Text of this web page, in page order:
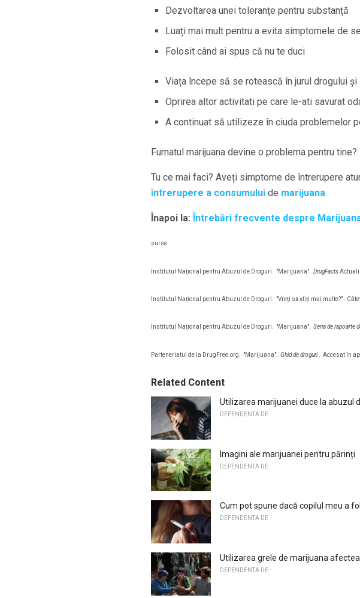
Dezvoltarea unei toleranțe pentru substanță
Luați mai mult pentru a evita simptomele de
Folosit când ai spus că nu te duci
Viața începe să se rotească în jurul drogului și
Oprirea altor activitati pe care le-ati savurat
A continuat să utilizeze în ciuda problemelor
Fumatul marijuana devine o problema pentru tine?
Tu ce mai faci? Aveți simptome de întrerupere
întrerupere a consumului de marijuana
Înapoi la: Întrebări frecvente despre
surse:
Institutul Național pentru Abuzul de Droguri. "Marijuana". DrugFacts
Institutul Național pentru Abuzul de Droguri. "Vreți să știți mai multe?" -
Institutul Național pentru Abuzul de Droguri. "Marijuana". Seria de rapoarte
Parteneriatul de la DrugFree.org. "Marijuana". Ghid de droguri. Accesat în
Related Content
Utilizarea marijuanei duce la abuzul
DEPENDENTA DE
Imagini ale marijuanei pentru părinți
DEPENDENTA DE
Cum pot spune dacă copilul meu a
DEPENDENTA DE
Utilizarea grele de marijuana
DEPENDENTA DE